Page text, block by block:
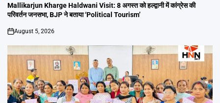
IN
Mallikarjun Kharge Haldwani Visit: 8 अगस्त को हल्द्वानी में कांग्रेस की
परिवर्तन जनसभा, BJP ने बताया ‘Political Tourism’
on
August 5, 2026